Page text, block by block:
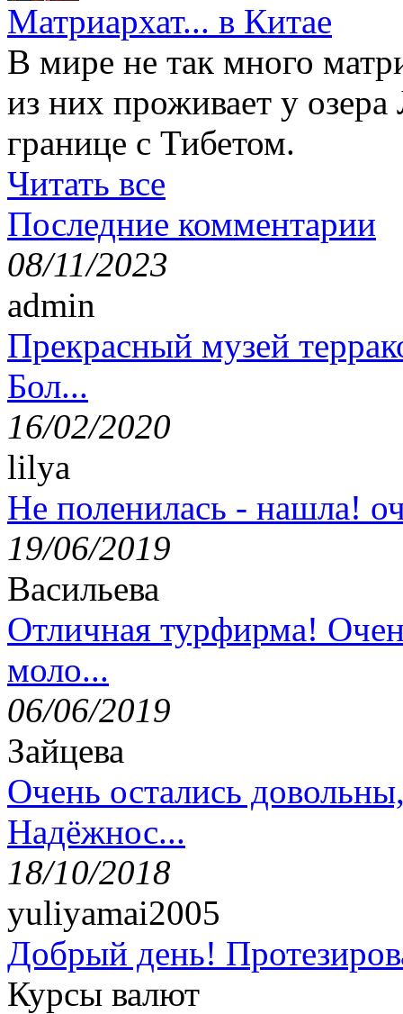
Матриархат... в Китае
В мире не так много
из них проживает у
границе с Тибетом.
Читать все
Последние комментарии
08/11/2023
admin
Прекрасный музей
Бол...
16/02/2020
lilya
Не поленилась - нашла!
19/06/2019
Васильева
Отличная турфирма!
моло...
06/06/2019
Зайцева
Очень остались
Надёжнос...
18/10/2018
yuliyamai2005
Добрый день!
Курсы валют